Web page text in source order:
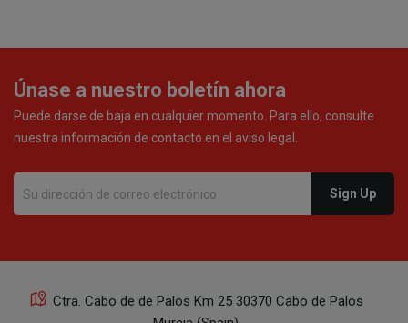
Únase a nuestro boletín ahora
Puede darse de baja en cualquier momento. Para ello, consulte
nuestra información de contacto en el aviso legal.
Ctra. Cabo de de Palos Km 25 30370 Cabo de Palos